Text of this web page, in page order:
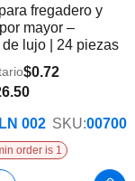
Info
de
fregadero y
mayor –
lujo | 24 piezas
$0.72
002 SKU:00700
order is 1